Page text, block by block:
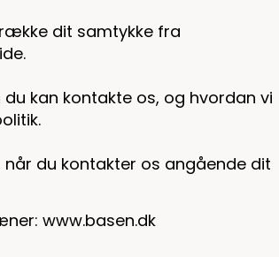
dit samtykke fra
kan kontakte os, og hvordan vi
du kontakter os angående dit
www.basen.dk